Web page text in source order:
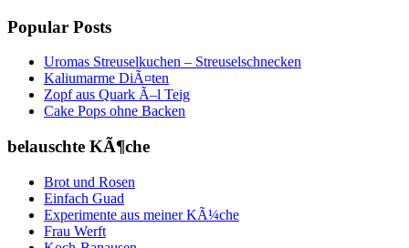
Popular Posts
Uromas Streuselkuchen – Streuselschnecken
Kaliumarme DiÃ¤ten
Zopf aus Quark Ã–l Teig
Cake Pops ohne Backen
belauschte KÃ¶che
Brot und Rosen
Einfach Guad
Experimente aus meiner KÃ¼che
Frau Werft